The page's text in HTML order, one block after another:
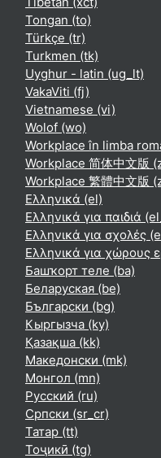
Tongan ‎(to)‎
Türkçe ‎(tr)‎
Turkmen ‎(tk)‎
Uyghur - latin ‎(ug_lt)‎
VakaViti ‎(fj)‎
Vietnamese ‎(vi)‎
Wolof ‎(wo)‎
Workplace în limba
Workplace 简体中文版
Workplace 繁體中文版
Ελληνικά ‎(el)‎
Ελληνικά για παιδιά
Ελληνικά για σχολές
Ελληνικά για χώρους
Башҡорт теле ‎(ba)‎
Беларуская ‎(be)‎
Български ‎(bg)‎
Кыргызча ‎(ky)‎
Қазақша ‎(kk)‎
Македонски ‎(mk)‎
Монгол ‎(mn)‎
Русский ‎(ru)‎
Српски ‎(sr_cr)‎
Татар ‎(tt)‎
Тоҷикӣ ‎(tg)‎